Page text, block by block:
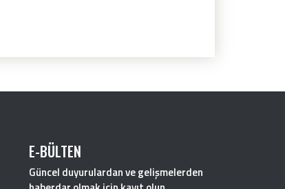
E-BÜLTEN
Güncel duyurulardan ve gelişmelerden